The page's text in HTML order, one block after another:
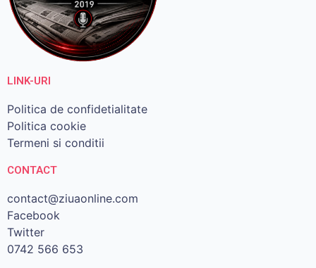
LINK-URI
Politica de confidetialitate
Politica cookie
Termeni si conditii
CONTACT
contact@ziuaonline.com
Facebook
Twitter
0742 566 653